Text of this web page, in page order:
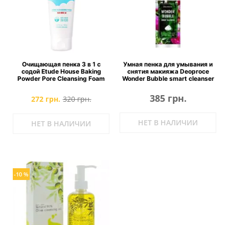
Очищающая пенка 3 в 1 с
содой Etude House Baking
Powder Pore Cleansing Foam
272 грн. 320 грн.
НЕТ В НАЛИЧИИ
Умная пенка для умывания и
снятия макияжа Deoproce
Wonder Bubble smart cleanser
385 грн.
НЕТ В НАЛИЧИИ
-10 %